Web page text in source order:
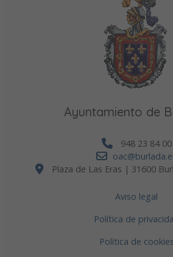
Ayuntamiento de
948 23 84 00
Plaza de Las Eras | 31600
Aviso legal
Política de
Política de cookies